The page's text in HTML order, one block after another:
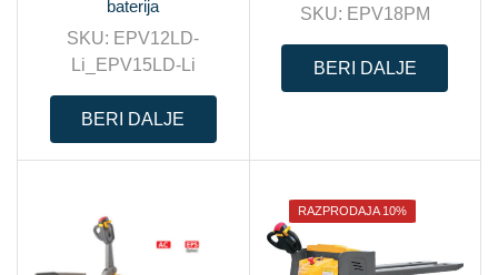
baterija
SKU: EPV12LD-
Li_EPV15LD-Li
BERI DALJE
SKU: EPV18PM
BERI DALJE
RAZPRODAJA 10%